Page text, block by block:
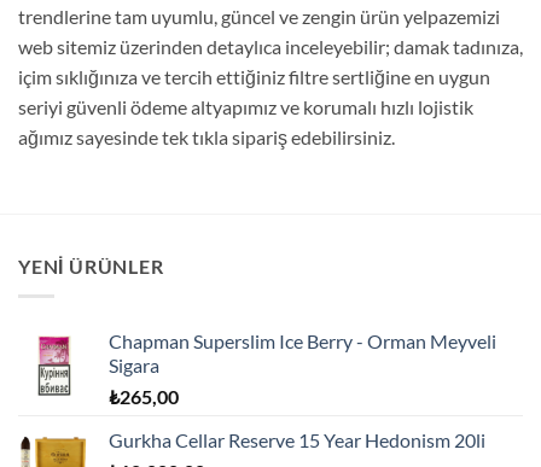
trendlerine tam uyumlu, güncel ve zengin ürün yelpazemizi
web sitemiz üzerinden detaylıca inceleyebilir; damak tadınıza,
içim sıklığınıza ve tercih ettiğiniz filtre sertliğine en uygun
seriyi güvenli ödeme altyapımız ve korumalı hızlı lojistik
ağımız sayesinde tek tıkla sipariş edebilirsiniz.
YENI ÜRÜNLER
Chapman Superslim Ice Berry - Orman Meyveli
Sigara
₺265,00
Gurkha Cellar Reserve 15 Year Hedonism 20li